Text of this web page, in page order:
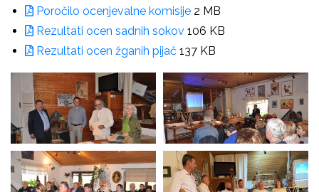
Poročilo ocenjevalne komisije 2 MB
Rezultati ocen sadnih sokov 106 KB
Rezultati ocen žganih pijač 137 KB